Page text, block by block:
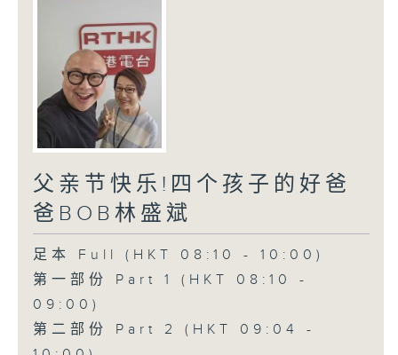
父亲节快乐!四个孩子的好爸
爸BOB林盛斌
足本 Full (HKT 08:10 - 10:00)
第一部份 Part 1 (HKT 08:10 -
09:00)
第二部份 Part 2 (HKT 09:04 -